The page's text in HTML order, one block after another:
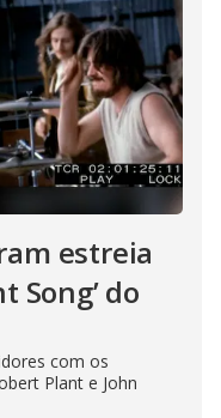
estreia
Song’ do
com os
Plant e John